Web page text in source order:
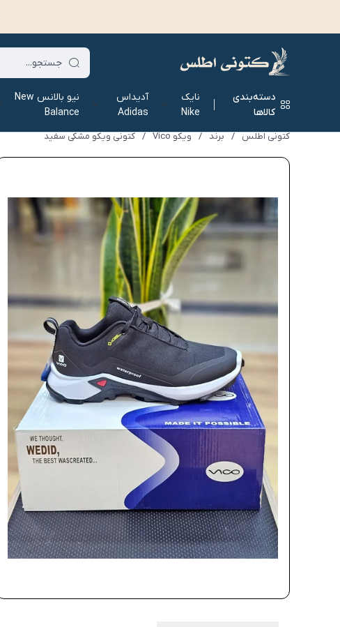
دسته‌بندی
کالاها
نایک
Nike
آدیداس
Adidas
نیو بالانس New
Balance
کتونی اطلس / برند / ویکو Vico / کتونی ویکو مشکی سفید